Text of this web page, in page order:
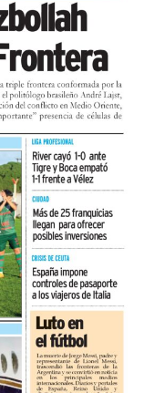
más
las califica
califica como
variación
plazo influida
que no
monitorea
minorista
resultados a
con un
política
del sector
y
del Pata